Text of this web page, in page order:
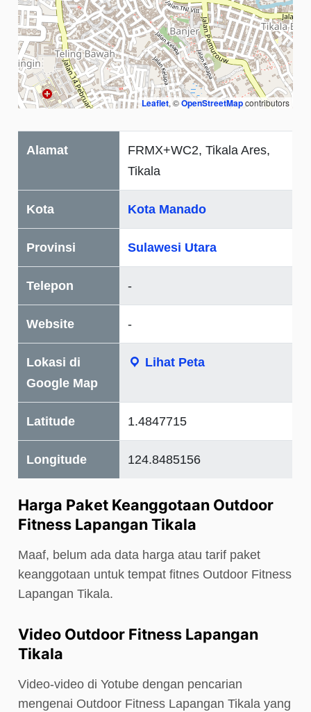
Leaflet, ©OpenStreetMapcontributors
Alamat
FRMX+WC2, Tikala Ares,
Tikala
Kota Kota Manado
Provinsi Sulawesi Utara
Telepon -
Website -
Lokasi di
Google Map
Lihat Peta
Latitude 1.4847715
Longitude 124.8485156
Harga Paket Keanggotaan Outdoor
Fitness Lapangan Tikala
Maaf, belum ada data harga atau tarif paket
keanggotaan untuk tempat fitnes Outdoor Fitness
Lapangan Tikala.
Video Outdoor Fitness Lapangan
Tikala
Video-video di Yotube dengan pencarian
mengenai Outdoor Fitness Lapangan Tikala yang